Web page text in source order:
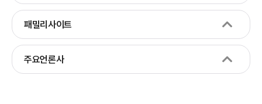
패밀리사이트
주요언론사